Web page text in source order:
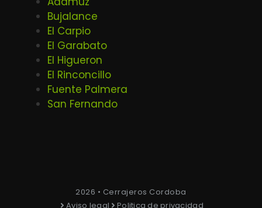
Bujalance
El Carpio
El Garabato
El Higueron
El Rinconcillo
Fuente Palmera
San Fernando
2026 • Cerrajeros Cordoba
Aviso legal
Politica de privacidad